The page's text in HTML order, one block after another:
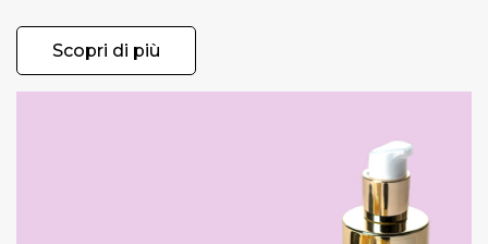
Scopri di più